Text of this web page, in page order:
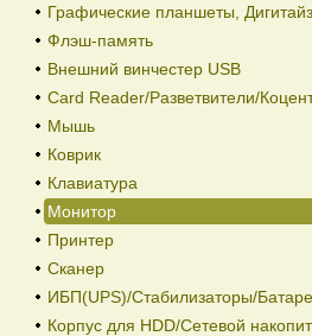
Графические планшеты,
Флэш-память
Внешний винчестер USB
Card Reader/Разветвители/
Мышь
Коврик
Клавиатура
Монитор
Принтер
Сканер
ИБП(UPS)/Стабилизаторы/
Корпус для HDD/Cетевой